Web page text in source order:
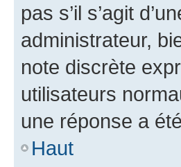
pas s’il s’agit
administrateur,
note discrète
utilisateurs
une réponse a
Haut